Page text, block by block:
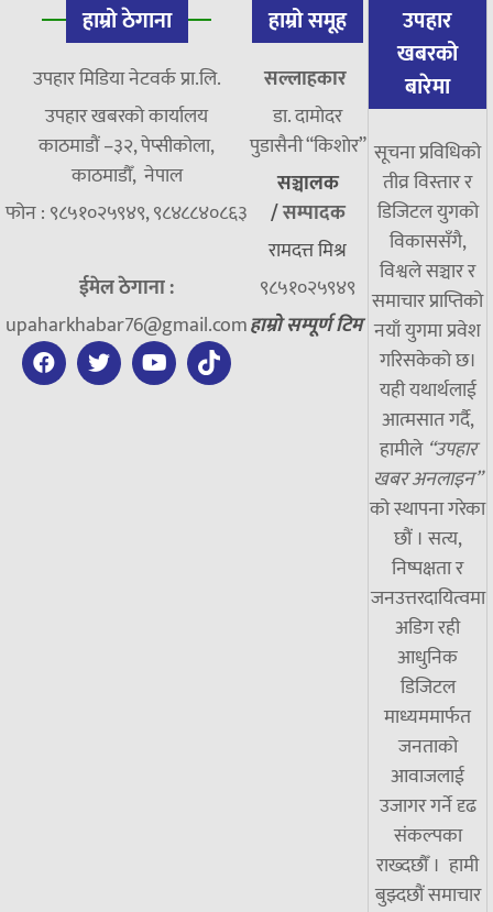
हाम्रो ठेगाना
उपहार मिडिया नेटवर्क प्रा.लि.
उपहार खबरको कार्यालय
काठमाडौं –३२, पेप्सीकोला,
काठमाडौँ, नेपाल
फोन : ९८५१०२५९४९, ९८४८८४०८६३
ईमेल ठेगाना :
upaharkhabar76@gmail.com
हाम्रो समूह
सल्लाहकार
डा. दामाेदर
पुडासैनी “किशाेर”
सञ्चालक
/सम्पादक
रामदत्त मिश्र
९८५१०२५९४९
हाम्रो सम्पूर्ण टिम
उपहार
खबरको
बारेमा
सूचना प्रविधिको
तीव्र विस्तार र
डिजिटल युगको
विकाससँगै,
विश्वले सञ्चार र
समाचार प्राप्तिको
नयाँ युगमा प्रवेश
गरिसकेको छ।
यही यथार्थलाई
आत्मसात गर्दै,
हामीले “उपहार
खबर अनलाइन”
को स्थापना गरेका
छौं । सत्य,
निष्पक्षता र
जनउत्तरदायित्वमा
अडिग रही
आधुनिक
डिजिटल
माध्यममार्फत
जनताको
आवाजलाई
उजागर गर्ने दृढ
संकल्पका
राख्दछौँ । हामी
बुझ्दछौं समाचार